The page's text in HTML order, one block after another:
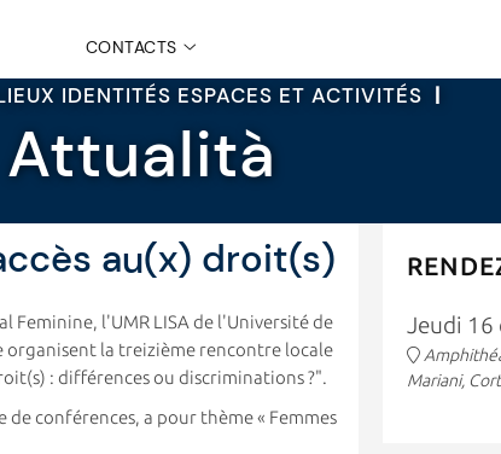
CONTACTS
IDENTITÉS ESPACES ET ACTIVITÉS |
Attualità
au(x) droit(s)
Feminine, l'UMR LISA de l'Université de
organisent la treizième rencontre locale
: différences ou discriminations ?".
conférences, a pour thème « Femmes
Jeudi 16
Mariani,